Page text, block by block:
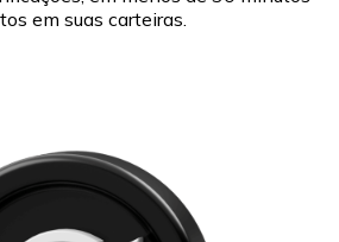
em suas carteiras.